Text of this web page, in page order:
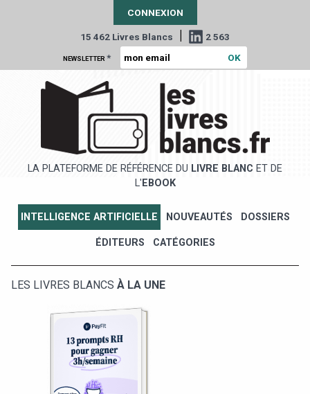
CONNEXION
15 462 Livres Blancs | 2 563
NEWSLETTER *
LA PLATEFORME DE RÉFÉRENCE DU LIVRE BLANC ET DE
L' EBOOK
INTELLIGENCE ARTIFICIELLE NOUVEAUTÉS DOSSIERS
ÉDITEURS CATÉGORIES
LES LIVRES BLANCS À LA UNE